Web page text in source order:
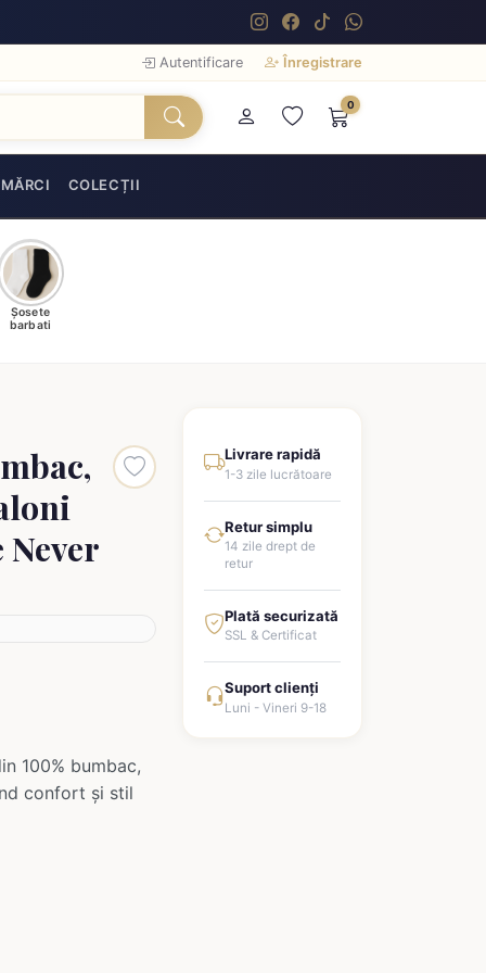
Autentificare Înregistrare
0
MĂRCI COLECȚII
Șosete
barbati
100% bumbac,
confort și stil
Livrare rapidă
1-3 zile lucrătoare
Retur simplu
14 zile drept de
retur
Plată securizată
SSL & Certificat
Suport clienți
Luni - Vineri 9-18